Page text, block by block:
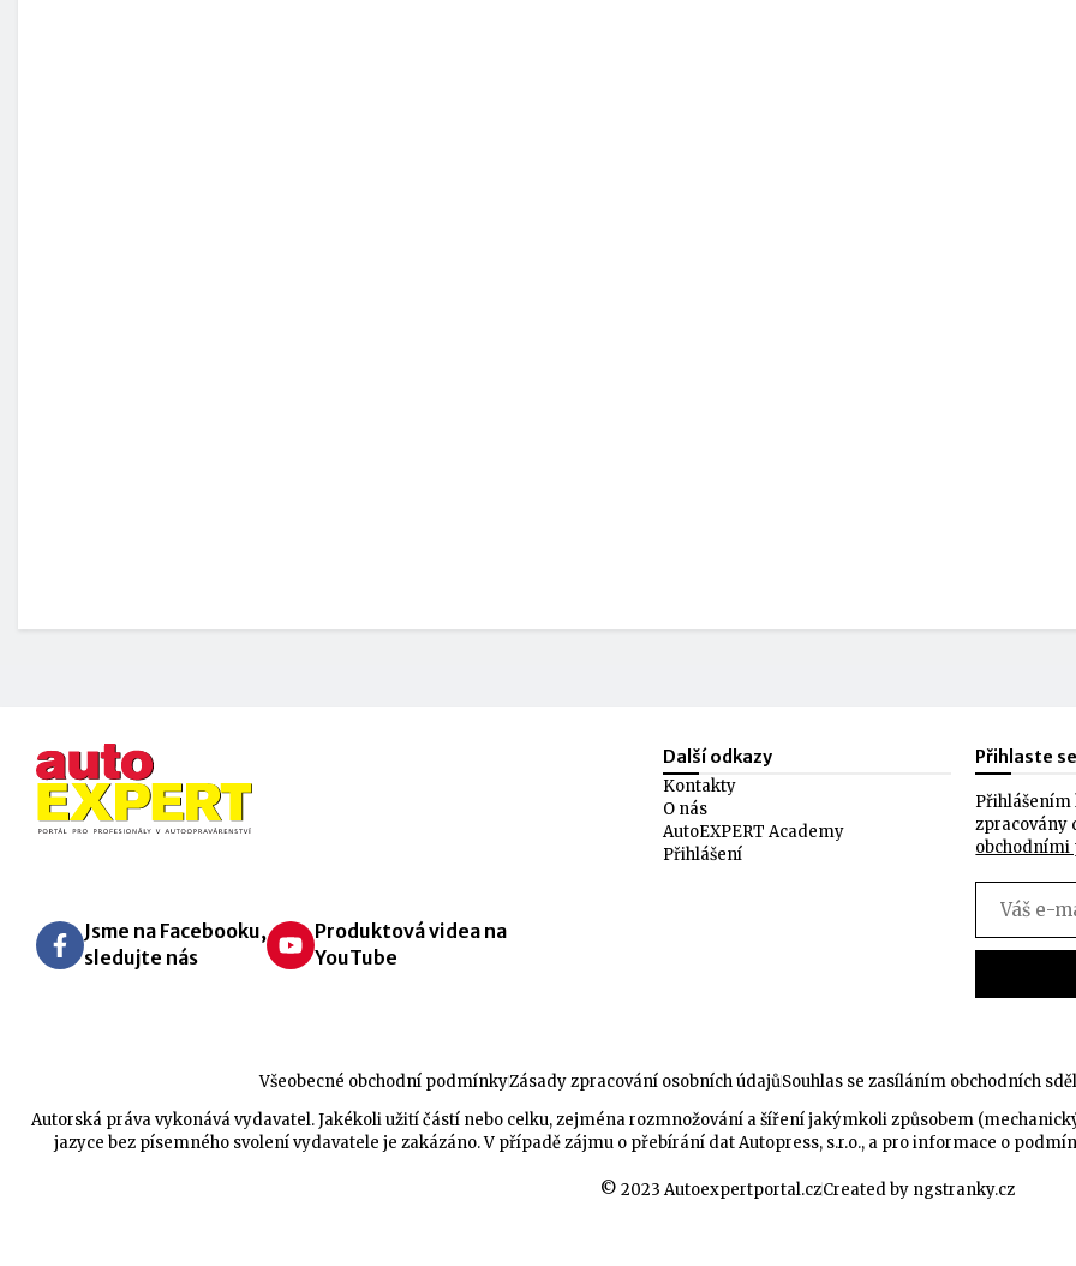
Další odkazy
Kontakty
O nás
AutoEXPERT Academy
Přihlášení
Přihlaste
Přihlášením
zpracovány
Jsme na Facebooku,
sledujte nás
Produktová videa na
YouTube
Všeobecné obchodní podmínkyZásady zpracování osobních údajůSouhlas se zasíláním obchodních
Autorská práva vykonává vydavatel. Jakékoli užití částí nebo celku, zejména rozmnožování a šíření jakýmkoli způsobem
jazyce bez písemného svolení vydavatele je zakázáno. V případě zájmu o přebírání dat Autopress, s.r.o., a pro informace o
© 2023 Autoexpertportal.czCreated by ngstranky.cz